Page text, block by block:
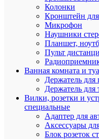
Колонки
Кронштейн для
Микрофон
Наушники
Планшет,
Пульт
Ванная комната и
Держатель для
Держатель для
Вилки, розетки и
специальные
Адаптер для
Аксессуары
Блок розеток